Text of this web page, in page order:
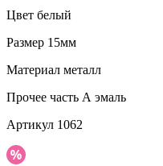
Цвет белый
Размер 15мм
Материал металл
Прочее часть А эмаль
Артикул 1062